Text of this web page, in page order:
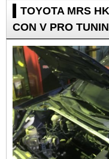
TOYOTA MRS
CON V PRO